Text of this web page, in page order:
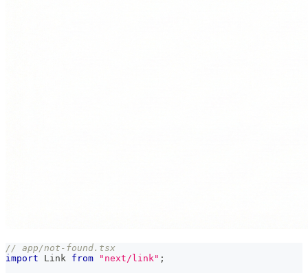
// app/not-found.tsx
import
Link from "next/link" ;